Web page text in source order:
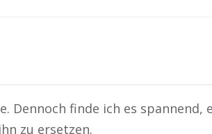
Dennoch finde ich es spannend,
zu ersetzen.